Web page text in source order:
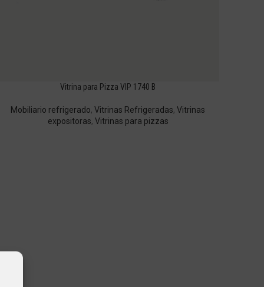
Vitrina para Pizza VIP 1740 B
Mobiliario refrigerado,Vitrinas Refrigeradas,Vitrinas
expositoras, Vitrinas para pizzas